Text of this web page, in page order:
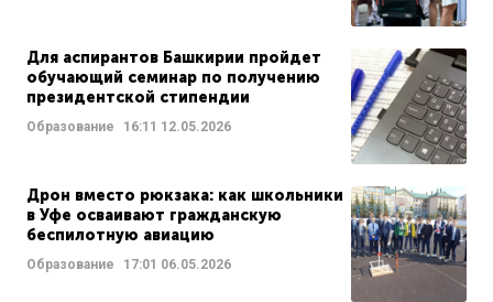
Для аспирантов Башкирии пройдет
обучающий семинар по получению
президентской стипендии
Образование 16:11 12.05.2026
Дрон вместо рюкзака: как школьники
в Уфе осваивают гражданскую
беспилотную авиацию
Образование 17:01 06.05.2026